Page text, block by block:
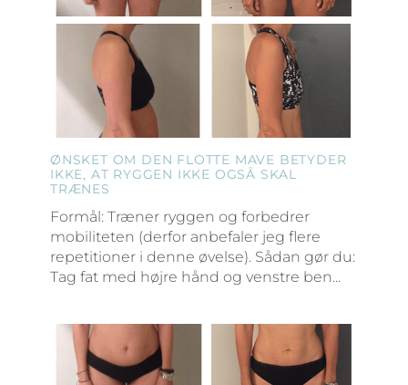
ØNSKET OM DEN FLOTTE MAVE BETYDER
IKKE, AT RYGGEN IKKE OGSÅ SKAL
TRÆNES
Formål: Træner ryggen og forbedrer
mobiliteten (derfor anbefaler jeg flere
repetitioner i denne øvelse). Sådan gør du:
Tag fat med højre hånd og venstre ben...